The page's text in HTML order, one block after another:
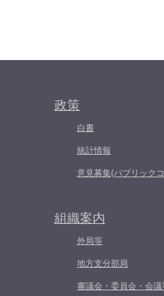
政策
白書
統計情報
意見募集(パブリックコ
組織案内
外局等
地方支分部局
審議会・委員会・会議